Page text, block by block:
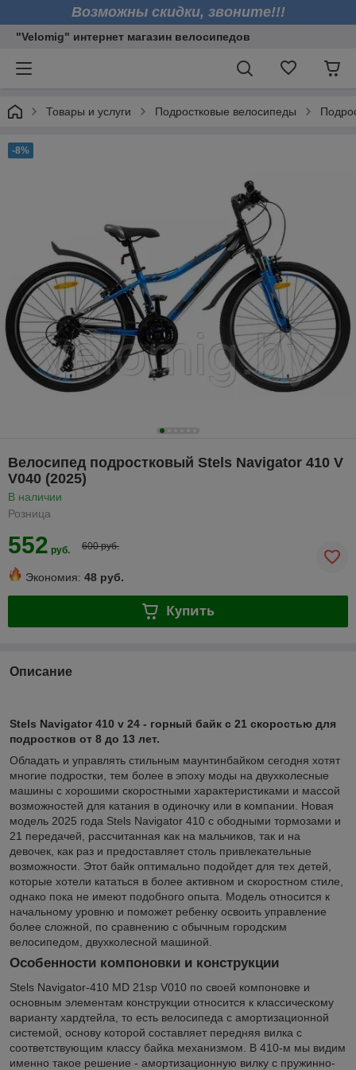
Возможны скидки, звоните!!!
"Velomig" интернет магазин велосипедов
Товары и услуги Подростковые велосипеды
-8%
Велосипед подростковый Stels Navigator 410 V
V040 (2025)
В наличии
Розница
552 руб. 600 руб.
Экономия: 48 руб.
Купить
Описание
Stels Navigator 410 v 24 - горный байк с 21 скоростью для
подростков от 8 до 13 лет.
Обладать и управлять стильным маунтинбайком сегодня хотят
многие подростки, тем более в эпоху моды на двухколесные
машины с хорошими скоростными характеристиками и массой
возможностей для катания в одиночку или в компании. Новая
модель 2025 года Stels Navigator 410 с ободными тормозами и
21 передачей, рассчитанная как на мальчиков, так и на
девочек, как раз и предоставляет столь привлекательные
возможности. Этот байк оптимально подойдет для тех детей,
которые хотели кататься в более активном и скоростном стиле,
однако пока не имеют подобного опыта. Модель относится к
начальному уровню и поможет ребенку освоить управление
более сложной, по сравнению с обычным городским
велосипедом, двухколесной машиной.
Особенности компоновки и конструкции
Stels Navigator-410 MD 21sp V010 по своей компоновке и
основным элементам конструкции относится к классическому
варианту хардтейла, то есть велосипеда с амортизационной
системой, основу которой составляет передняя вилка с
соответствующим классу байка механизмом. В 410-м мы видим
именно такое решение - амортизационную вилку с пружинно-